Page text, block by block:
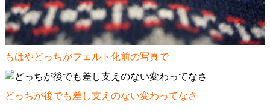
もはやどっちがフェルト化前の写真で
どっちが後でも差し支えのない変わってなさ